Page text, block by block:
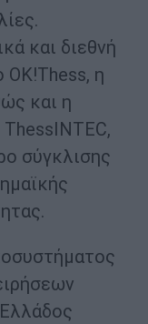
και διεθνή
η
και η
σύγκλισης